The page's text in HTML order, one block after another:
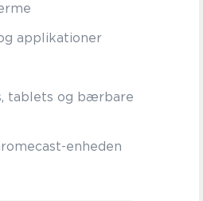
applikationer
tablets og bærbare
enheden